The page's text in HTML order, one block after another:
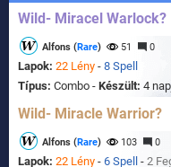
Wild- Miracel Warlock?
Alfons (Rare) 51 0
Lapok: 22 Lény - 8 Spell
Típus: Combo - Készült: 4
Wild- Miracle Warrior?
Alfons (Rare) 103 0
Lapok: 22 Lény - 6 Spell - 2